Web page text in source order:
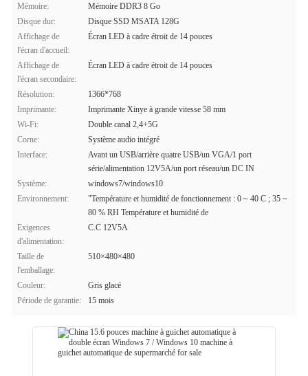
Mémoire:
Mémoire DDR3 8 Go
Disque dur:
Disque SSD MSATA 128G
Affichage de
l'écran d'accueil:
Écran LED à cadre étroit de 14 pouces
Affichage de
l'écran secondaire:
Écran LED à cadre étroit de 14 pouces
Résolution:
1366*768
Imprimante:
Imprimante Xinye à grande vitesse 58 mm
Wi-Fi:
Double canal 2,4+5G
Corne:
Système audio intégré
Interface:
Avant un USB/arrière quatre USB/un VGA/1 port
série/alimentation 12V5A/un port réseau/un DC IN
Système:
windows7/windows10
Environnement:
"Température et humidité de fonctionnement : 0 ~ 40 C ; 35 ~
80 % RH Température et humidité de
Exigences
d'alimentation:
C.C 12V5A
Taille de
l'emballage:
510×480×480
Couleur:
Gris glacé
Période de garantie:
15 mois